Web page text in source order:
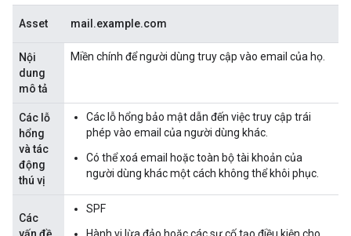
Asset mail.example.com
Nội
dung
mô tả
Miền chính để người dùng truy cập vào email của họ.
Các lỗ
hổng
và tác
động
thú vị
Các lỗ hổng bảo mật dẫn đến việc truy cập trái
phép vào email của người dùng khác.
Có thể xoá email hoặc toàn bộ tài khoản của
người dùng khác một cách không thể khôi phục.
Các
SPF